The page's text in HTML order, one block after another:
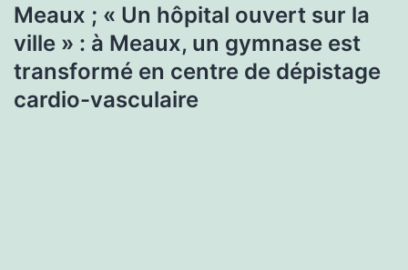
Meaux ; « Un hôpital ouvert sur la
ville » : à Meaux, un gymnase est
transformé en centre de dépistage
cardio-vasculaire